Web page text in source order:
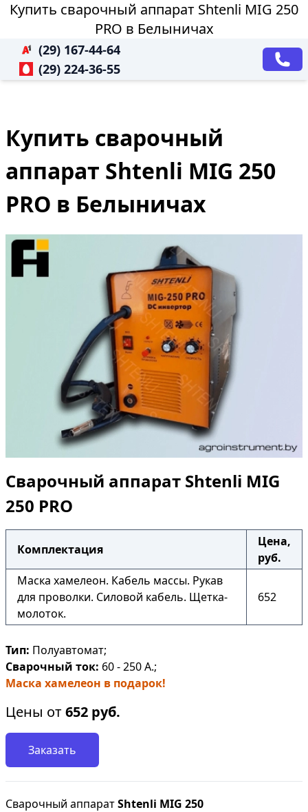
Купить сварочный аппарат Shtenli МIG 250
PRO в Белыничах
(29) 167-44-64
(29) 224-36-55
Купить сварочный
аппарат Shtenli МIG 250
PRO в Белыничах
Сварочный аппарат Shtenli МIG
250 PRO
Комплектация
Цена,
руб.
Маска хамелеон. Кабель массы. Рукав
для проволки. Силовой кабель. Щетка-
молоток.
652
Тип: Полуавтомат;
Сварочный ток: 60 - 250 А.;
Маска хамелеон в подарок!
Цены от652 руб.
Заказать
Сварочный аппаратShtenli МIG 250